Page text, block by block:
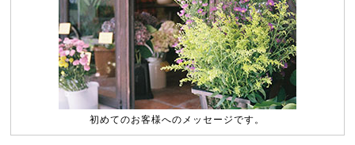
初めてのお客様へのメッセージです。